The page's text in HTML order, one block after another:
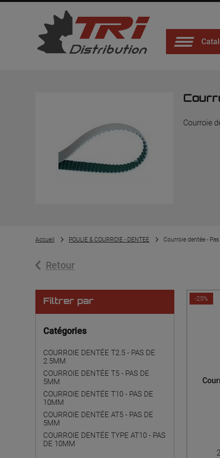
Courroie
Accueil POULIE & COURROIE - DENTEE Courroie dentée -
Retour
Filtrer par
Catégories
COURROIE DENTÉE T2.5 - PAS DE
2.5MM
COURROIE DENTÉE T5 - PAS DE
5MM
COURROIE DENTÉE T10 - PAS DE
10MM
COURROIE DENTÉE AT5 - PAS DE
5MM
COURROIE DENTÉE TYPE AT10 - PAS
DE 10MM
-25%